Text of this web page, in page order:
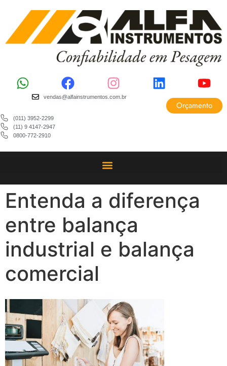
vendas@alfainstrumentos.com.br
Orçamento
(011) 3952-2299
(11) 9 4147-2947
0800-772-2910
Entenda a diferença
entre balança
industrial e balança
comercial